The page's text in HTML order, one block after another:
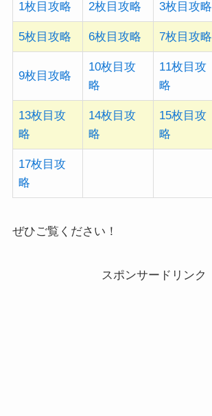
1枚目攻略 2枚目攻略 3枚目攻略
5枚目攻略 6枚目攻略 7枚目攻略
9枚目攻略
10枚目攻
略
11枚目攻
略
13枚目攻
略
14枚目攻
略
15枚目攻
略
17枚目攻
略
ぜひご覧ください！
スポンサードリンク